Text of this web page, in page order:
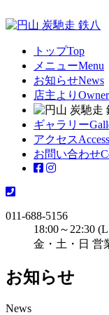
トップTop
メニューMenu
お知らせNews
店主より Owner
ギャラリー
アクセスAccess
お問い合わせ
011-688-5156
18:00～22:30
金・土・日 営
お知らせ
News